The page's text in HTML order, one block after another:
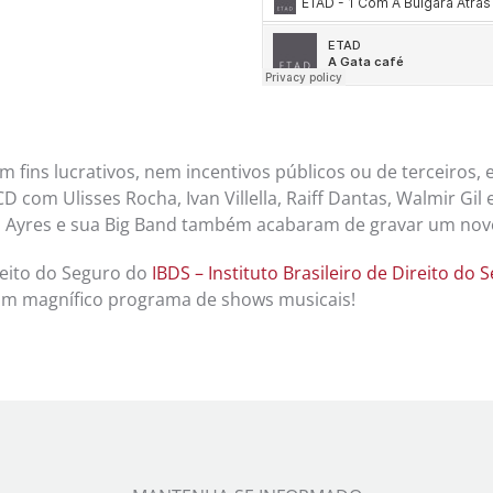
fins lucrativos, nem incentivos públicos ou de terceiros,
com Ulisses Rocha, Ivan Villella, Raiff Dantas, Walmir
e sua Big Band também acabaram de gravar um
do Seguro do IBDS – Instituto Brasileiro de Direito do
magnífico programa de shows musicais!